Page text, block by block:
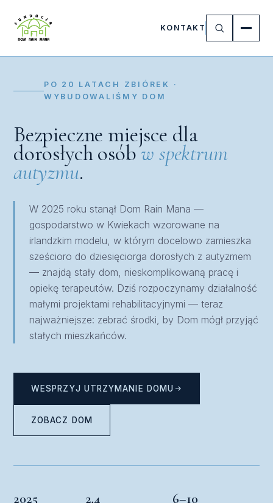
KONTAKT
PO 20 LATACH ZBIÓREK ·
WYBUDOWALIŚMY DOM
Bezpieczne miejsce dla
dorosłych osóbw spektrum
autyzmu.
W 2025 roku stanął Dom Rain Mana —
gospodarstwo w Kwiekach wzorowane na
irlandzkim modelu, w którym docelowo zamieszka
sześcioro do dziesięciorga dorosłych z autyzmem
— znajdą stały dom, nieskomplikowaną pracę i
opiekę terapeutów. Dziś rozpoczynamy działalność
małymi projektami rehabilitacyjnymi — teraz
najważniejsze: zebrać środki, by Dom mógł przyjąć
stałych mieszkańców.
WESPRZYJ UTRZYMANIE DOMU
ZOBACZ DOM
2025 2,4 6–10